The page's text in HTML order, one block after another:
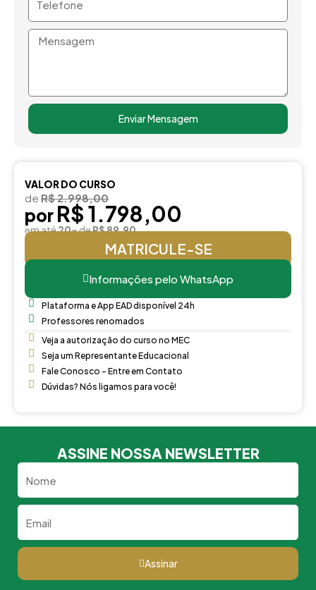
Mensagem
Enviar Mensagem
VALOR DO CURSO
de R$ 2.998,00
por R$ 1.798,00
em até20xdeR$ 89,90
MATRICULE-SE
Informações pelo WhatsApp
Plataforma e App EAD disponível 24h
Professores renomados
Veja a autorização do curso no MEC
Seja um Representante Educacional
Fale Conosco - Entre em Contato
Dúvidas? Nós ligamos para você!
ASSINE NOSSA NEWSLETTER
Assinar